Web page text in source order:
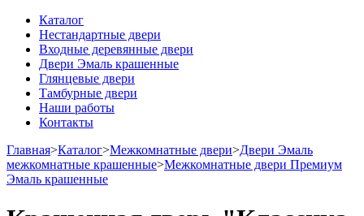
Каталог
Нестандартные двери
Входные деревянные двери
Двери Эмаль крашенные
Глянцевые двери
Тамбурные двери
Наши работы
Контакты
Главная>Каталог>Межкомнатные двери>Двери Эмаль
межкомнатные крашенные>Межкомнатные двери Премиум
Эмаль крашенные